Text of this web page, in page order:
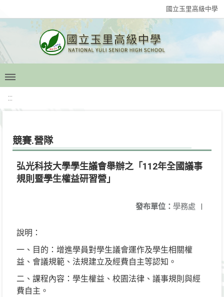
國立玉里高級中學
:::
競賽.營隊
弘光科技大學學生議會舉辦之「112年全國議事
規則暨學生權益研習營」
發布單位： 學務處 |
說明：
一、目的：增進學員對學生議會運作及學生相關權
益、會議規範、法規建立及經費自主等認知。
二、課程內容：學生權益、校園法律、議事規則與經
費自主。